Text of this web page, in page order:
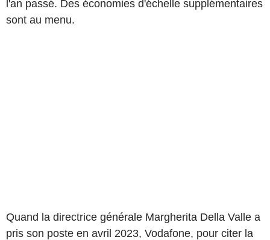
l'an passé. Des économies d'échelle supplémentaires
sont au menu.
Quand la directrice générale Margherita Della Valle a
pris son poste en avril 2023, Vodafone, pour citer la